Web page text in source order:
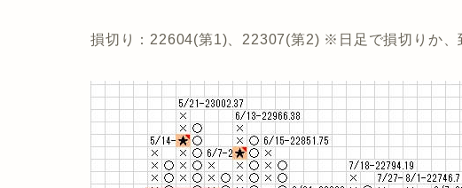
損切り：22604(第1)、22307(第2) ※日足で損切りか、